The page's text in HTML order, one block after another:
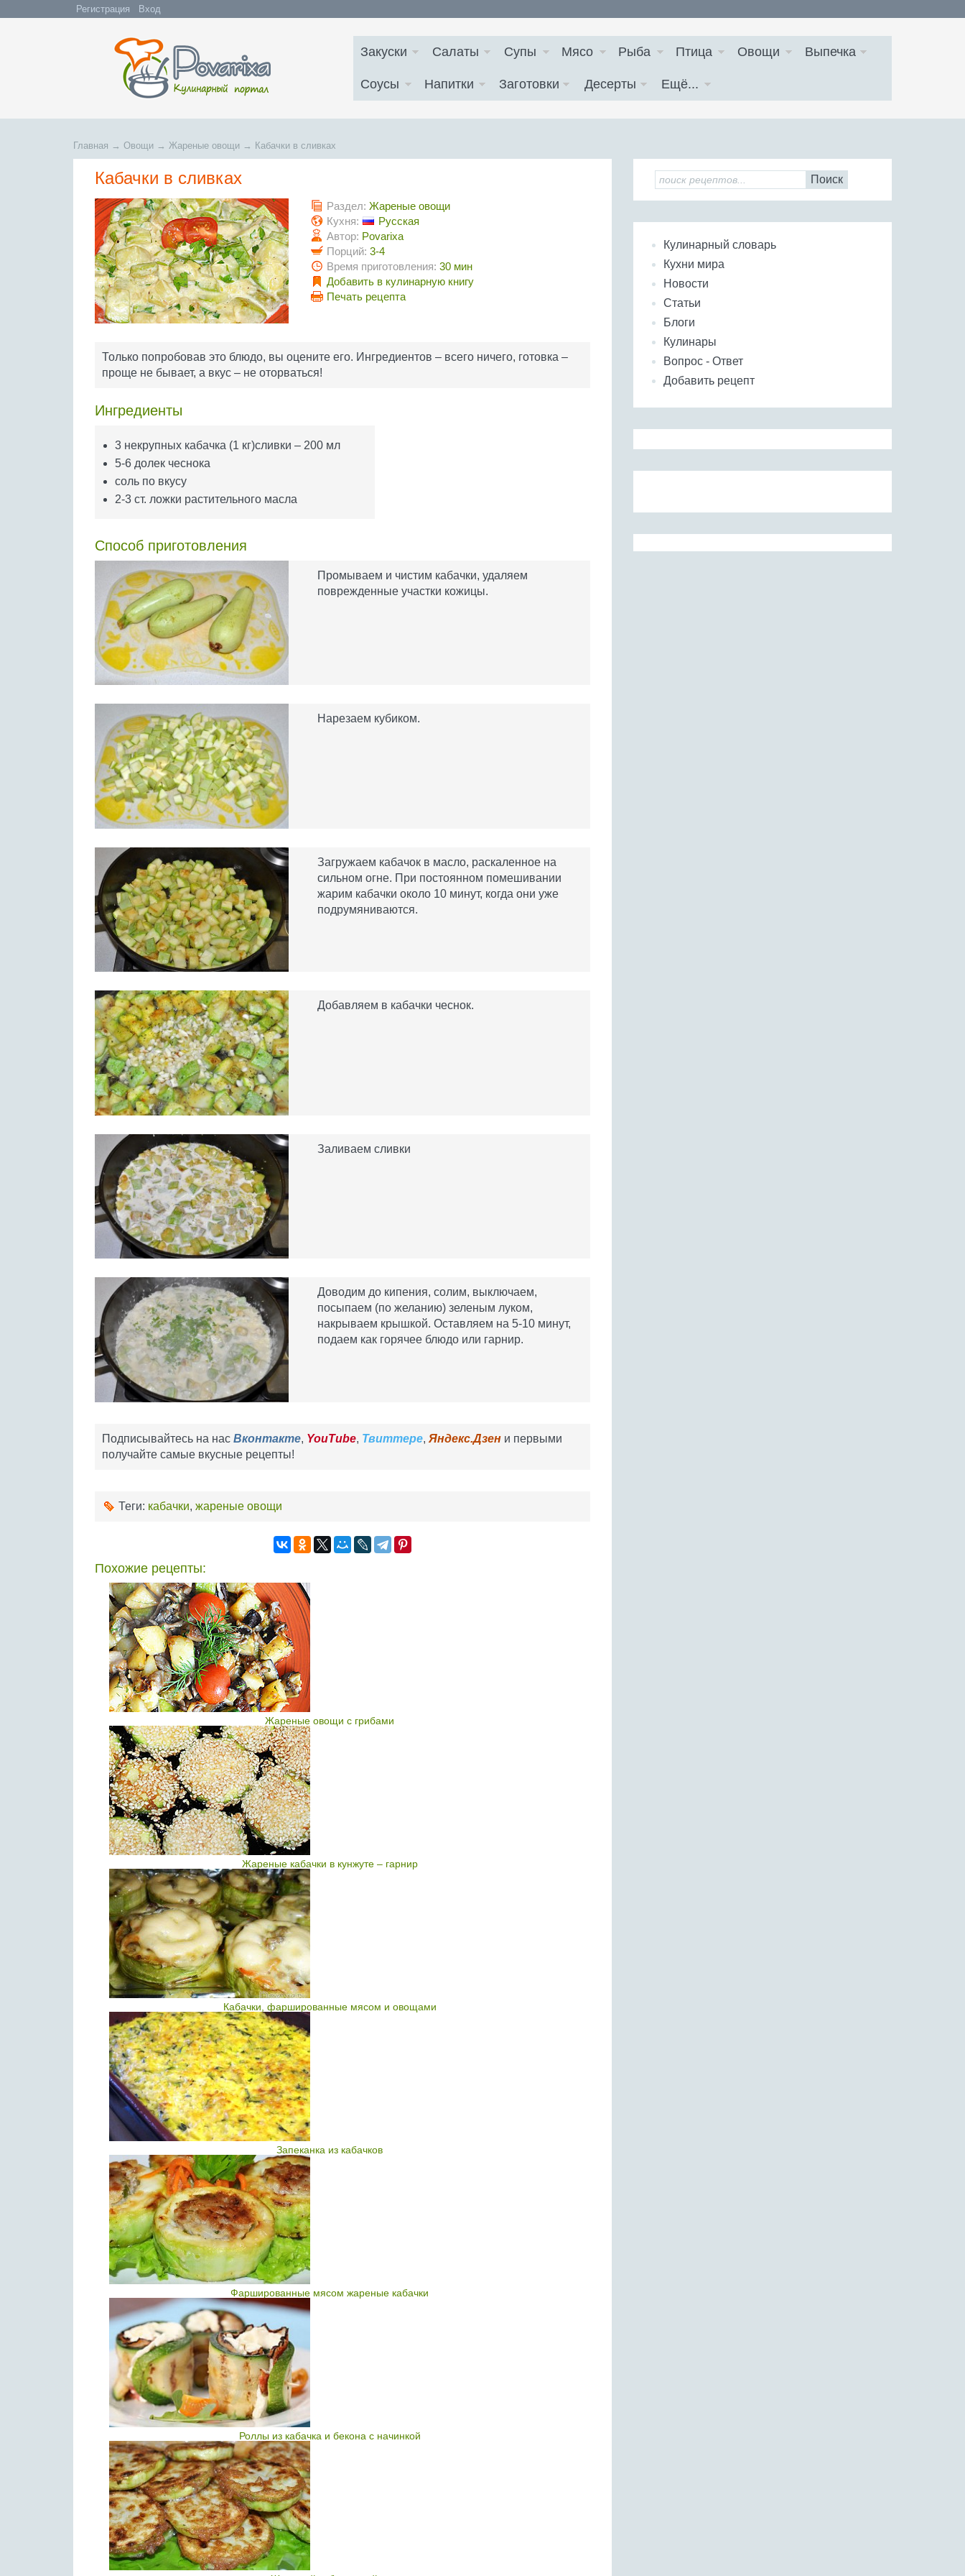
Регистрация Вход
Закуски Салаты Супы Мясо Рыба Птица Овощи Выпечка
Соусы Напитки Заготовки Десерты Ещё...
Главная → Овощи → Жареные овощи → Кабачки в сливках
Кабачки в сливках
Раздел: Жареные овощи
Кухня:
Русская
Автор: Povarixa
Порций: 3-4
Время приготовления: 30 мин
Добавить в кулинарную книгу
Печать рецепта
Только попробовав это блюдо, вы оцените его. Ингредиентов – всего ничего, готовка –
проще не бывает, а вкус – не оторваться!
Ингредиенты
3 некрупных кабачка (1 кг)сливки – 200 мл
5-6 долек чеснока
соль по вкусу
2-3 ст. ложки растительного масла
Способ приготовления
Промываем и чистим кабачки, удаляем
поврежденные участки кожицы.
Нарезаем кубиком.
Загружаем кабачок в масло, раскаленное на
сильном огне. При постоянном помешивании
жарим кабачки около 10 минут, когда они уже
подрумяниваются.
Добавляем в кабачки чеснок.
Заливаем сливки
Доводим до кипения, солим, выключаем,
посыпаем (по желанию) зеленым луком,
накрываем крышкой. Оставляем на 5-10 минут,
подаем как горячее блюдо или гарнир.
Подписывайтесь на нас Вконтакте, YouTube, Твиттере, Яндекс.Дзен и первыми
получайте самые вкусные рецепты!
Теги: кабачки, жареные овощи
Похожие рецепты:
Жареные овощи с грибами
Жареные кабачки в кунжуте – гарнир
Кабачки, фаршированные мясом и овощами
Запеканка из кабачков
Фаршированные мясом жареные кабачки
Роллы из кабачка и бекона с начинкой
Поиск
Кулинарный словарь
Кухни мира
Новости
Статьи
Блоги
Кулинары
Вопрос - Ответ
Добавить рецепт